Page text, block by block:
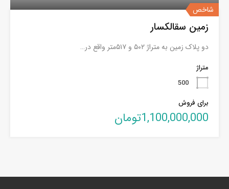
شاخص
زمین سقالکسار
دو پلاک زمین به متراژ ۵۰۲ و ۵۱۷متر واقع در…
متراژ
500
برای فروش
1,100,000,000تومان